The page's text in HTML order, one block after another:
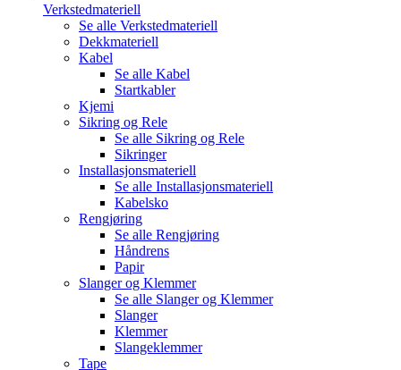
Verkstedmateriell
Se alle Verkstedmateriell
Dekkmateriell
Kabel
Se alle Kabel
Startkabler
Kjemi
Sikring og Rele
Se alle Sikring og Rele
Sikringer
Installasjonsmateriell
Se alle Installasjonsmateriell
Kabelsko
Rengjøring
Se alle Rengjøring
Håndrens
Papir
Slanger og Klemmer
Se alle Slanger og Klemmer
Slanger
Klemmer
Slangeklemmer
Tape